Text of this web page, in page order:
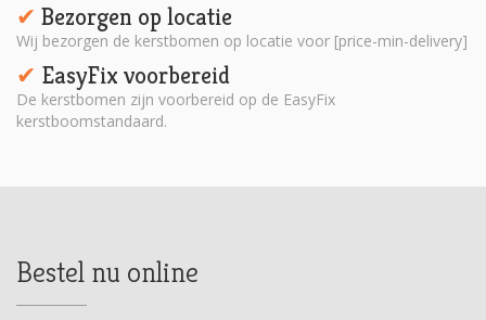
✔︎ Bezorgen op locatie
Wij bezorgen de kerstbomen op locatie voor [price-min-delivery]
✔︎ EasyFix voorbereid
De kerstbomen zijn voorbereid op de EasyFix
kerstboomstandaard.
Bestel nu online